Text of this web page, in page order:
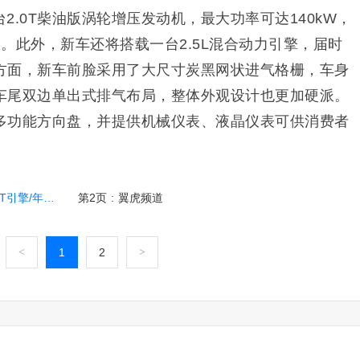
柴油版涡轮增压发动机，最大功率可达140kW，
此外，新车还将搭载一台2.5L混合动力引擎，届时
，新车前脸采用了大尺寸炭黑网状进气格栅，车身
双边单出式排气布局，整体外观设计也更加硬派。
能方向盘，并提供机械仪表、液晶仪表可供消费者
底前交付 第2页 : 翼虎频道
< 1 2 >